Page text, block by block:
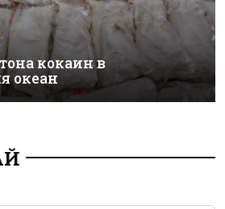
кокаин в
океан